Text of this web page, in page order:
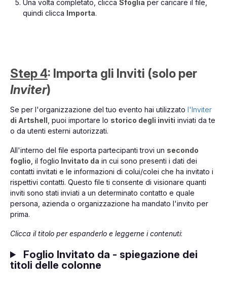
Una volta completato, clicca Sfoglia per caricare il file,
quindi clicca Importa.
Step 4: Importa gli Inviti (solo per
Inviter)
Se per l'organizzazione del tuo evento hai utilizzato l'Inviter
di Artshell , puoi importare lo storico degli inviti inviati da te
o da utenti esterni autorizzati.
All'interno del file esporta partecipanti trovi un secondo
foglio , il foglio Invitato da in cui sono presenti i dati dei
contatti invitati e le informazioni di colui/colei che ha invitato i
rispettivi contatti. Questo file ti consente di visionare quanti
inviti sono stati inviati a un determinato contatto e quale
persona, azienda o organizzazione ha mandato l'invito per
prima.
Clicca il titolo per espanderlo e leggerne i contenuti:
Foglio Invitato da - spiegazione dei
titoli delle colonne